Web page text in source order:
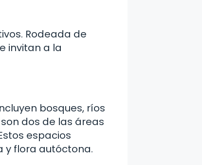
Rodeada de
invitan a la
bosques, ríos
dos de las áreas
espacios
y flora autóctona.